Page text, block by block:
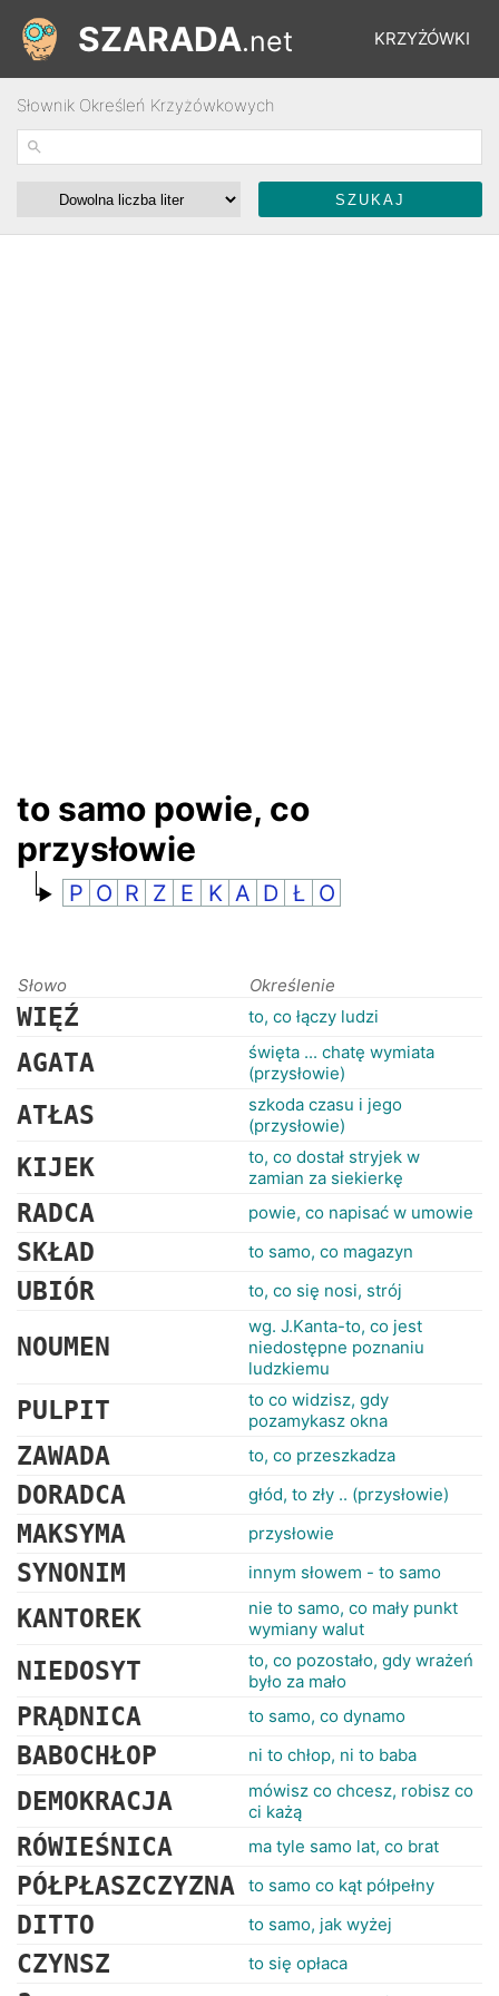
KRZYŻÓWKI
ŁAMIGŁÓWKI
SZARADA.net
Słownik Określeń Krzyżówkowych
to samo powie, co
przysłowie
P O R Z E K A D Ł O
Słowo Określenie
WIĘŹ to, co łączy ludzi
AGATA
święta ... chatę wymiata
(przysłowie)
ATŁAS
szkoda czasu i jego
(przysłowie)
KIJEK
to, co dostał stryjek w
zamian za siekierkę
RADCA powie, co napisać w umowie
SKŁAD to samo, co magazyn
UBIÓR to, co się nosi, strój
NOUMEN
wg. J.Kanta-to, co jest
niedostępne poznaniu
ludzkiemu
PULPIT
to co widzisz, gdy
pozamykasz okna
ZAWADA to, co przeszkadza
DORADCA głód, to zły .. (przysłowie)
MAKSYMA przysłowie
SYNONIM innym słowem - to samo
KANTOREK
nie to samo, co mały punkt
wymiany walut
NIEDOSYT
to, co pozostało, gdy wrażeń
było za mało
PRĄDNICA to samo, co dynamo
BABOCHŁOP ni to chłop, ni to baba
DEMOKRACJA
mówisz co chcesz, robisz co
ci każą
RÓWIEŚNICA ma tyle samo lat, co brat
PÓŁPŁASZCZYZNA to samo co kąt półpełny
DITTO to samo, jak wyżej
CZYNSZ to się opłaca